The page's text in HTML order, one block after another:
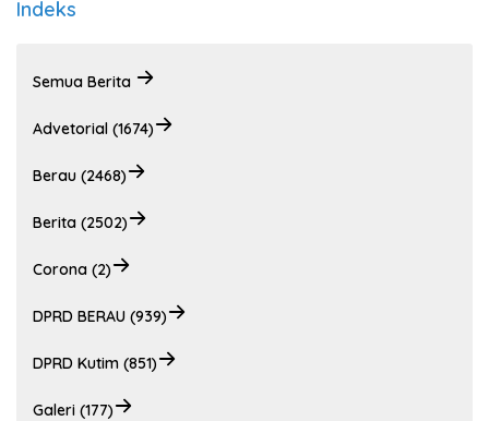
Indeks
Semua Berita
Advetorial (1674)
Berau (2468)
Berita (2502)
Corona (2)
DPRD BERAU (939)
DPRD Kutim (851)
Galeri (177)